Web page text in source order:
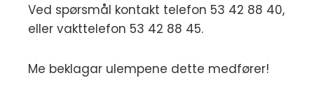
Ved spørsmål kontakt telefon 53 42 88 40,
eller vakttelefon 53 42 88 45.
Me beklagar ulempene dette medfører!